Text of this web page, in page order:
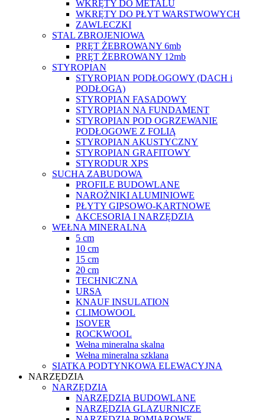
WKRĘTY DO METALU
WKRĘTY DO PŁYT WARSTWOWYCH
ZAWLECZKI
STAL ZBROJENIOWA
PRĘT ŻEBROWANY 6mb
PRĘT ŻEBROWANY 12mb
STYROPIAN
STYROPIAN PODŁOGOWY (DACH i
PODŁOGA)
STYROPIAN FASADOWY
STYROPIAN NA FUNDAMENT
STYROPIAN POD OGRZEWANIE
PODŁOGOWE Z FOLIĄ
STYROPIAN AKUSTYCZNY
STYROPIAN GRAFITOWY
STYRODUR XPS
SUCHA ZABUDOWA
PROFILE BUDOWLANE
NAROŻNIKI ALUMINIOWE
PŁYTY GIPSOWO-KARTNOWE
AKCESORIA I NARZĘDZIA
WEŁNA MINERALNA
5 cm
10 cm
15 cm
20 cm
TECHNICZNA
URSA
KNAUF INSULATION
CLIMOWOOL
ISOVER
ROCKWOOL
Wełna mineralna skalna
Wełna mineralna szklana
SIATKA PODTYNKOWA ELEWACYJNA
NARZĘDZIA
NARZĘDZIA
NARZĘDZIA BUDOWLANE
NARZĘDZIA GLAZURNICZE